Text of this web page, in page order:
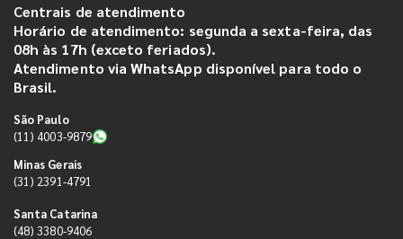
Centrais de atendimento
Horário de atendimento: segunda a sexta-feira, das
08h às 17h (exceto feriados).
Atendimento via WhatsApp disponível para todo o
Brasil.
São Paulo
(11) 4003-9879
Minas Gerais
(31) 2391-4791
Santa Catarina
(48) 3380-9406